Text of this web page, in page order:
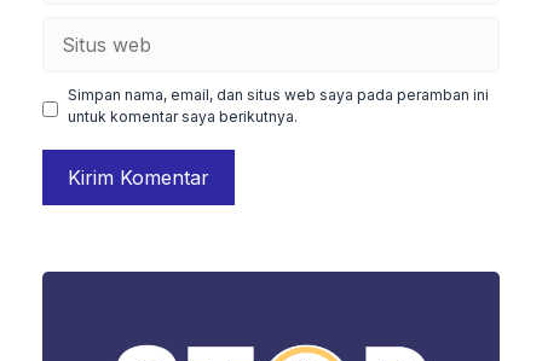
Simpan nama, email, dan situs web saya pada peramban ini
untuk komentar saya berikutnya.